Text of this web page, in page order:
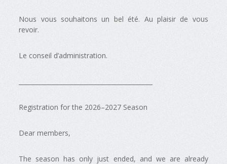
Nous vous souhaitons un bel été. Au plaisir de vous
revoir.
Le conseil d’administration.
Registration for the 2026–2027 Season
Dear members,
The season has only just ended, and we are already